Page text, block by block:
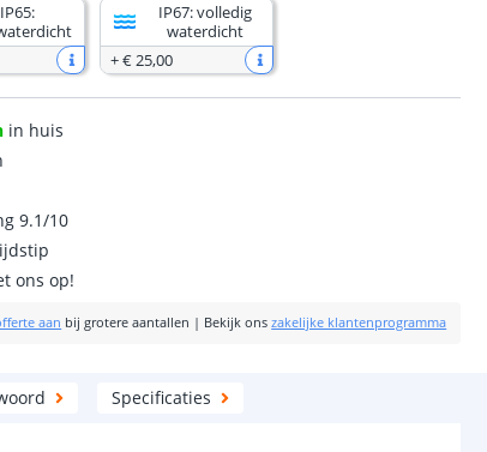
IP65:
IP67: volledig
waterdicht
+€ 25,00
in huis
9.1/10
ons op!
aan bij grotere aantallen | Bekijk ons zakelijke klantenprogramma
Specificaties